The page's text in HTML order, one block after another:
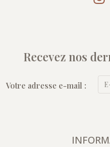
Recevez nos
Votre adresse e-mail :